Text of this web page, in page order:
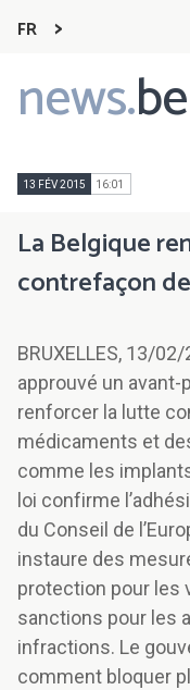
FR
news.
Main
navigation
13 FÉV 2015 16:01
La Belgique
contrefaçon
BRUXELLES, 13/
approuvé un
renforcer la lutte
médicaments et
comme les
loi confirme
du Conseil de
instaure des
protection pour les
sanctions pour les
infractions. Le
comment bloquer